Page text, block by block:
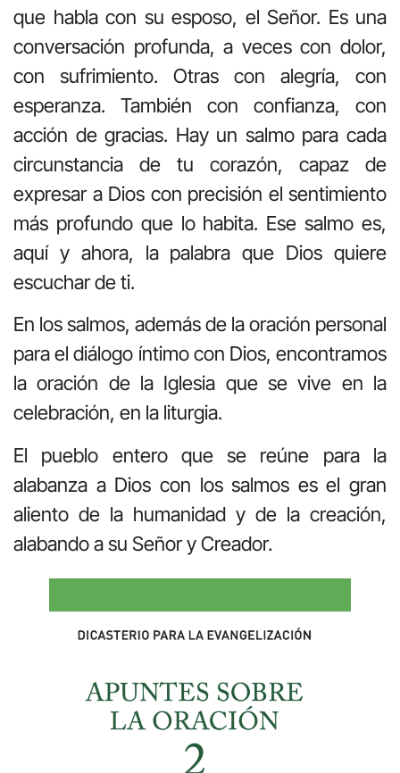
que habla con su esposo, el Señor. Es una
conversación profunda, a veces con dolor,
con sufrimiento. Otras con alegría, con
esperanza. También con confianza, con
acción de gracias. Hay un salmo para cada
circunstancia de tu corazón, capaz de
expresar a Dios con precisión el sentimiento
más profundo que lo habita. Ese salmo es,
aquí y ahora, la palabra que Dios quiere
escuchar de ti.
En los salmos, además de la oración personal
para el diálogo íntimo con Dios, encontramos
la oración de la Iglesia que se vive en la
celebración, en la liturgia.
El pueblo entero que se reúne para la
alabanza a Dios con los salmos es el gran
aliento de la humanidad y de la creación,
alabando a su Señor y Creador.